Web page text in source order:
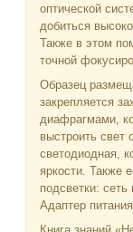
оптической
добиться
Также в этом
точной
Образец
закрепляется
диафрагмами,
выстроить свет
светодиодная,
яркости. Также
подсветки: сеть
Адаптер